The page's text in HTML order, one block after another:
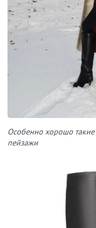
Особенно хорошо
пейзажи